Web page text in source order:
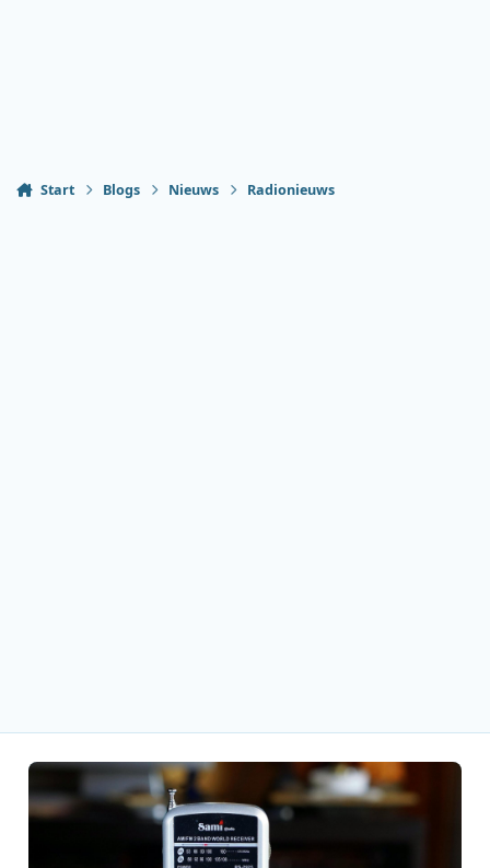
Start Blogs Nieuws Radionieuws